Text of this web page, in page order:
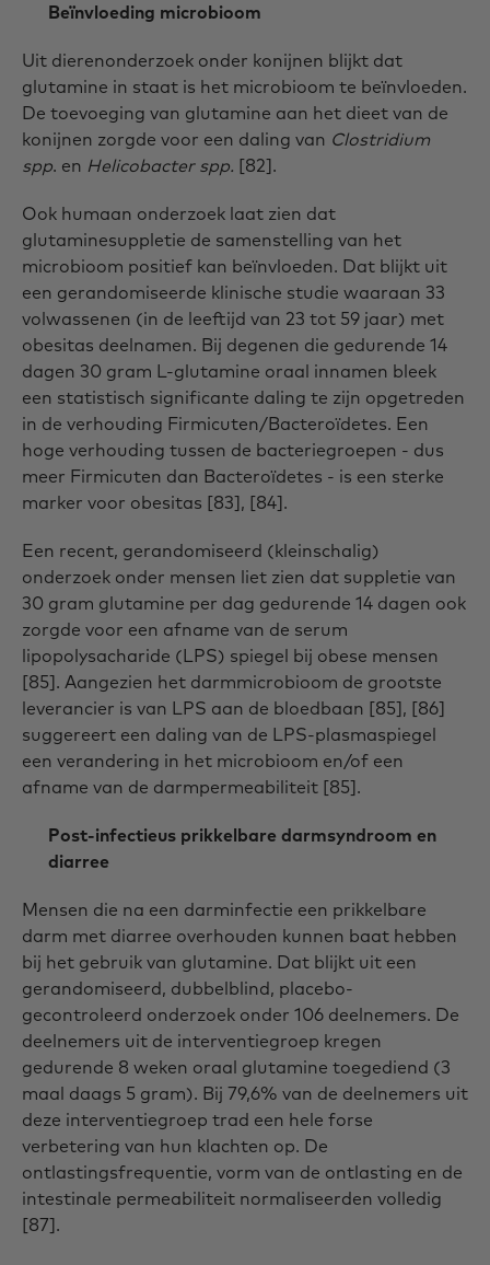
Beïnvloeding microbioom
Uit dierenonderzoek onder konijnen blijkt dat
glutamine in staat is het microbioom te beïnvloeden.
De toevoeging van glutamine aan het dieet van de
konijnen zorgde voor een daling van Clostridium
spp. en Helicobacter spp. [82].
Ook humaan onderzoek laat zien dat
glutaminesuppletie de samenstelling van het
microbioom positief kan beïnvloeden. Dat blijkt uit
een gerandomiseerde klinische studie waaraan 33
volwassenen (in de leeftijd van 23 tot 59 jaar) met
obesitas deelnamen. Bij degenen die gedurende 14
dagen 30 gram L-glutamine oraal innamen bleek
een statistisch significante daling te zijn opgetreden
in de verhouding Firmicuten/Bacteroïdetes. Een
hoge verhouding tussen de bacteriegroepen - dus
meer Firmicuten dan Bacteroïdetes - is een sterke
marker voor obesitas [83], [84].
Een recent, gerandomiseerd (kleinschalig)
onderzoek onder mensen liet zien dat suppletie van
30 gram glutamine per dag gedurende 14 dagen ook
zorgde voor een afname van de serum
lipopolysacharide (LPS) spiegel bij obese mensen
[85]. Aangezien het darmmicrobioom de grootste
leverancier is van LPS aan de bloedbaan [85], [86]
suggereert een daling van de LPS-plasmaspiegel
een verandering in het microbioom en/of een
afname van de darmpermeabiliteit [85].
Post-infectieus prikkelbare darmsyndroom en
diarree
Mensen die na een darminfectie een prikkelbare
darm met diarree overhouden kunnen baat hebben
bij het gebruik van glutamine. Dat blijkt uit een
gerandomiseerd, dubbelblind, placebo-
gecontroleerd onderzoek onder 106 deelnemers. De
deelnemers uit de interventiegroep kregen
gedurende 8 weken oraal glutamine toegediend (3
maal daags 5 gram). Bij 79,6% van de deelnemers uit
deze interventiegroep trad een hele forse
verbetering van hun klachten op. De
ontlastingsfrequentie, vorm van de ontlasting en de
intestinale permeabiliteit normaliseerden volledig
[87].